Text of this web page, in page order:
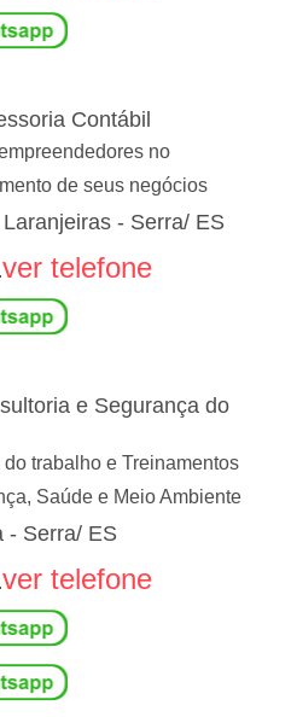
Contábil
no
de seus negócios
- Serra/ ES
ver telefone
e Segurança do
trabalho e Treinamentos
Saúde e Meio Ambiente
- Serra/ ES
ver telefone